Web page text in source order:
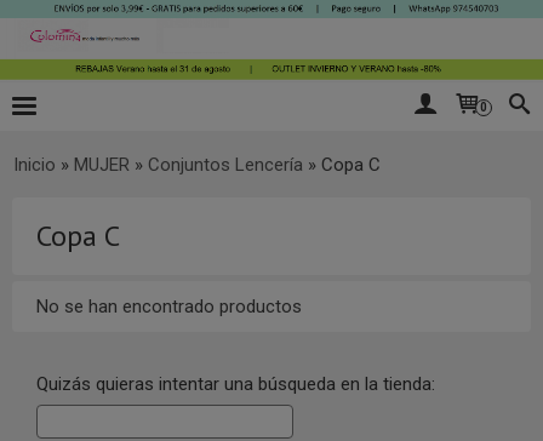
0
Inicio » MUJER » Conjuntos Lencería » Copa C
Copa C
No se han encontrado productos
Quizás quieras intentar una búsqueda en la tienda: